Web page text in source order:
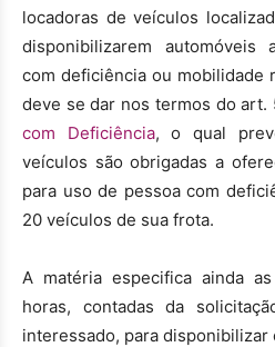
locadoras de veículos
disponibilizarem automóveis
com deficiência ou mobilidade
deve se dar nos termos do art.
com Deficiência, o qual
veículos são obrigadas a
para uso de pessoa com
20 veículos de sua frota.
A matéria especifica ainda
horas, contadas da
interessado, para disponibilizar